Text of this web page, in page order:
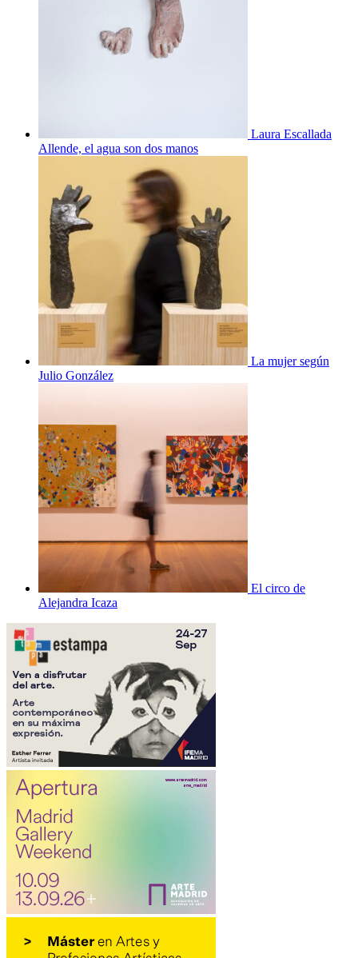
Laura Escallada
Allende, el agua son dos manos
La mujer según
Julio González
El circo de
Alejandra Icaza